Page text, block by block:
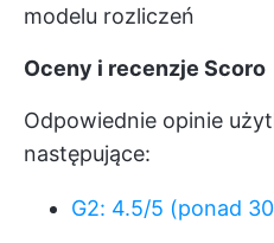
modelu rozliczeń
Oceny i recenzje Scoro
Odpowiednie opinie
następujące:
G2: 4.5/5 (ponad